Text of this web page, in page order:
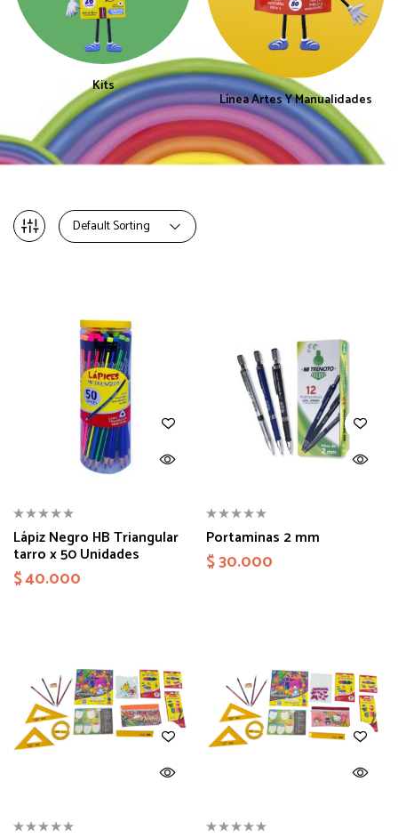
Kits
Línea Artes Y Manualidades
Default Sorting
Lápiz Negro HB Triangular
tarro x 50 Unidades
$40.000
Portaminas 2 mm
$30.000